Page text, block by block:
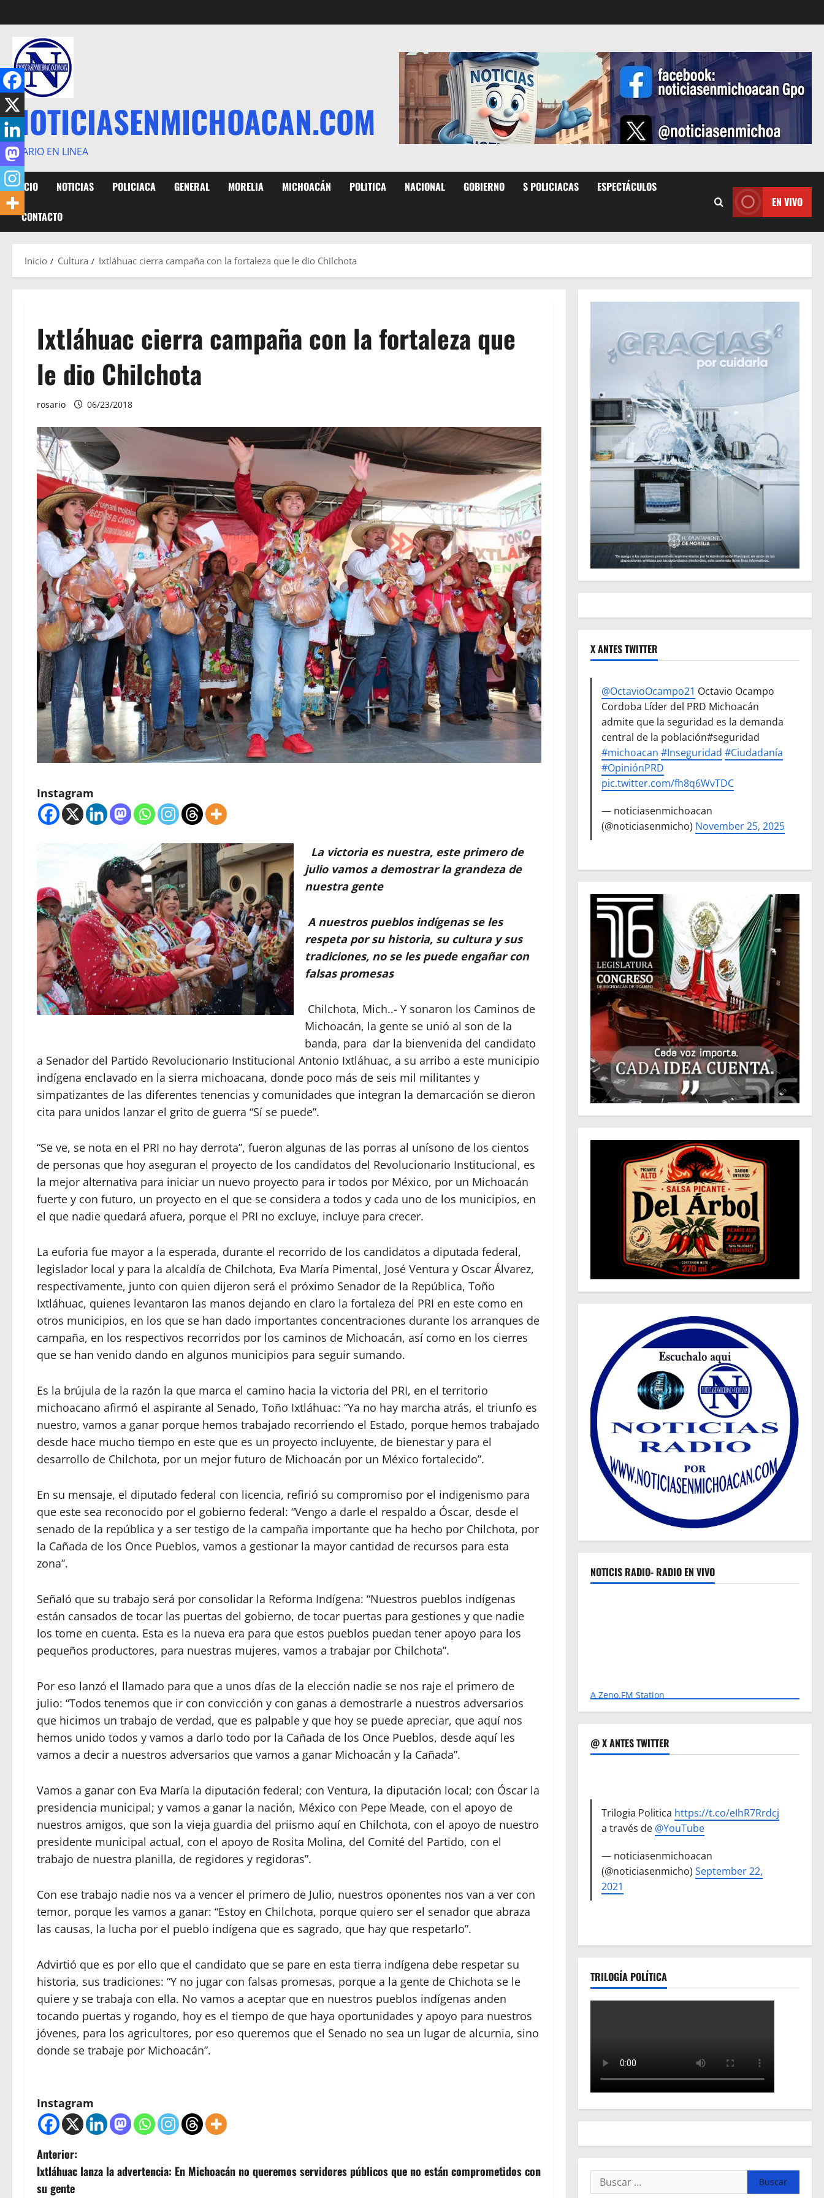
al
contenido
NOTICIASENMICHOACAN.COM
DIARIO EN LINEA
INICIO NOTICIAS POLICIACA GENERAL MORELIA MICHOACÁN POLITICA NACIONAL GOBIERNO S POLICIACAS ESPECTÁCULOS
CONTACTO
EN VIVO
Inicio Cultura Ixtláhuac cierra campaña con la fortaleza que le dio Chilchota
Ixtláhuac cierra campaña con la fortaleza que
le dio Chilchota
rosario 06/23/2018
Instagram
La victoria es nuestra, este primero de
julio vamos a demostrar la grandeza de
nuestra gente
A nuestros pueblos indígenas se les
respeta por su historia, su cultura y sus
tradiciones, no se les puede engañar con
falsas promesas
Chilchota, Mich..- Y sonaron los Caminos de
Michoacán, la gente se unió al son de la
banda, para dar la bienvenida del candidato
a Senador del Partido Revolucionario Institucional Antonio Ixtláhuac, a su arribo a este municipio
indígena enclavado en la sierra michoacana, donde poco más de seis mil militantes y
simpatizantes de las diferentes tenencias y comunidades que integran la demarcación se dieron
cita para unidos lanzar el grito de guerra “Sí se puede”.
“Se ve, se nota en el PRI no hay derrota”, fueron algunas de las porras al unísono de los cientos
de personas que hoy aseguran el proyecto de los candidatos del Revolucionario Institucional, es
la mejor alternativa para iniciar un nuevo proyecto para ir todos por México, por un Michoacán
fuerte y con futuro, un proyecto en el que se considera a todos y cada uno de los municipios, en
el que nadie quedará afuera, porque el PRI no excluye, incluye para crecer.
La euforia fue mayor a la esperada, durante el recorrido de los candidatos a diputada federal,
legislador local y para la alcaldía de Chilchota, Eva María Pimental, José Ventura y Oscar Álvarez,
respectivamente, junto con quien dijeron será el próximo Senador de la República, Toño
Ixtláhuac, quienes levantaron las manos dejando en claro la fortaleza del PRI en este como en
otros municipios, en los que se han dado importantes concentraciones durante los arranques de
campaña, en los respectivos recorridos por los caminos de Michoacán, así como en los cierres
que se han venido dando en algunos municipios para seguir sumando.
Es la brújula de la razón la que marca el camino hacia la victoria del PRI, en el territorio
michoacano afirmó el aspirante al Senado, Toño Ixtláhuac: “Ya no hay marcha atrás, el triunfo es
nuestro, vamos a ganar porque hemos trabajado recorriendo el Estado, porque hemos trabajado
desde hace mucho tiempo en este que es un proyecto incluyente, de bienestar y para el
desarrollo de Chilchota, por un mejor futuro de Michoacán por un México fortalecido”.
En su mensaje, el diputado federal con licencia, refirió su compromiso por el indigenismo para
que este sea reconocido por el gobierno federal: “Vengo a darle el respaldo a Óscar, desde el
senado de la república y a ser testigo de la campaña importante que ha hecho por Chilchota, por
la Cañada de los Once Pueblos, vamos a gestionar la mayor cantidad de recursos para esta
zona”.
Señaló que su trabajo será por consolidar la Reforma Indígena: “Nuestros pueblos indígenas
están cansados de tocar las puertas del gobierno, de tocar puertas para gestiones y que nadie
los tome en cuenta. Esta es la nueva era para que estos pueblos puedan tener apoyo para los
pequeños productores, para nuestras mujeres, vamos a trabajar por Chilchota”.
Por eso lanzó el llamado para que a unos días de la elección nadie se nos raje el primero de
julio: “Todos tenemos que ir con convicción y con ganas a demostrarle a nuestros adversarios
que hicimos un trabajo de verdad, que es palpable y que hoy se puede apreciar, que aquí nos
hemos unido todos y vamos a darlo todo por la Cañada de los Once Pueblos, desde aquí les
vamos a decir a nuestros adversarios que vamos a ganar Michoacán y la Cañada”.
Vamos a ganar con Eva María la diputación federal; con Ventura, la diputación local; con Óscar la
presidencia municipal; y vamos a ganar la nación, México con Pepe Meade, con el apoyo de
nuestros amigos, que son la vieja guardia del priismo aquí en Chilchota, con el apoyo de nuestro
presidente municipal actual, con el apoyo de Rosita Molina, del Comité del Partido, con el
trabajo de nuestra planilla, de regidores y regidoras”.
Con ese trabajo nadie nos va a vencer el primero de Julio, nuestros oponentes nos van a ver con
temor, porque les vamos a ganar: “Estoy en Chilchota, porque quiero ser el senador que abraza
las causas, la lucha por el pueblo indígena que es sagrado, que hay que respetarlo”.
Advirtió que es por ello que el candidato que se pare en esta tierra indígena debe respetar su
historia, sus tradiciones: “Y no jugar con falsas promesas, porque a la gente de Chichota se le
quiere y se trabaja con ella. No vamos a aceptar que en nuestros pueblos indígenas anden
tocando puertas y rogando, hoy es el tiempo de que haya oportunidades y apoyo para nuestros
jóvenes, para los agricultores, por eso queremos que el Senado no sea un lugar de alcurnia, sino
donde se trabaje por Michoacán”.
Instagram
N
a
Anterior:
Ixtláhuac lanza la advertencia: En Michoacán no queremos servidores públicos que no están comprometidos con
su gente
X ANTES TWITTER
@OctavioOcampo21 Octavio Ocampo
Cordoba Líder del PRD Michoacán
admite que la seguridad es la demanda
central de la población#seguridad
#michoacan #Inseguridad #Ciudadanía
#OpiniónPRD
pic.twitter.com/fh8q6WvTDC
— noticiasenmichoacan
(@noticiasenmicho) November 25, 2025
NOTICIS RADIO- RADIO EN VIVO
A Zeno.FM Station
@ X ANTES TWITTER
Trilogia Politica https://t.co/eIhR7Rrdcj
a través de @YouTube
— noticiasenmichoacan
(@noticiasenmicho)September 22,
2021
TRILOGÍA POLÍTICA
Buscar: